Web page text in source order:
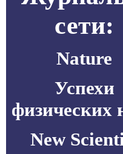
сети:
Nature
Успехи
физических
New